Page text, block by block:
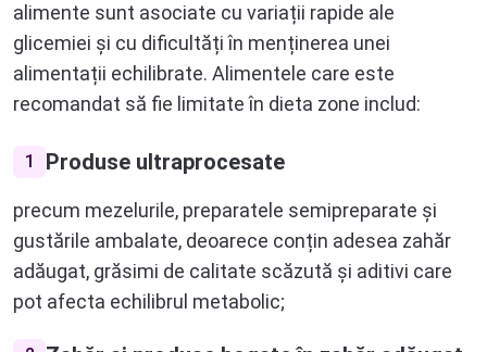
alimente sunt asociate cu variații rapide ale
glicemiei și cu dificultăți în menținerea unei
alimentații echilibrate. Alimentele care este
recomandat să fie limitate în dieta zone includ:
1 Produse ultraprocesate
precum mezelurile, preparatele semipreparate și
gustările ambalate, deoarece conțin adesea zahăr
adăugat, grăsimi de calitate scăzută și aditivi care
pot afecta echilibrul metabolic;